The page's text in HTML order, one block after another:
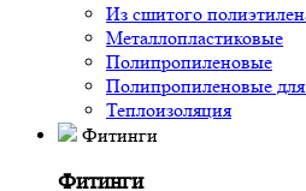
Из сшитого
Металлопластиковые
Полипропиленовые
Полипропиленовые
Теплоизоляция
Фитинги
Фитинги